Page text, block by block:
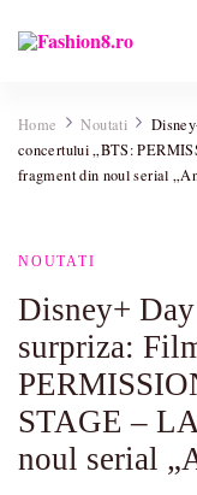
poze cu modele de
Home Noutati
concertului „BTS:
fragment din noul serial
NOUTATI
Disney+
surpriza:
STAGE –
noul serial